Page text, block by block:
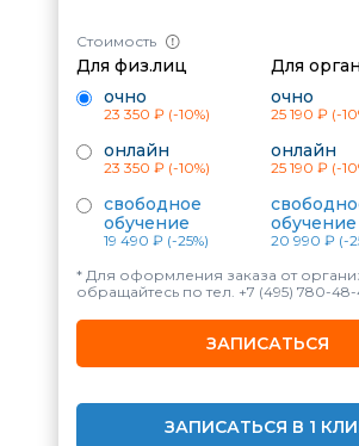
Стоимость
Для физ.лиц
очно
23 350 ₽ (-10%)
онлайн
23 350 ₽ (-10%)
свободное
обучение
19 490 ₽ (-25%)
Для
очно
25 190 ₽ (-
онлайн
25 190 ₽ (-
обучение
20 990 ₽ (-
* Для оформления заказа от
обращайтесь по тел. +7 (495) 780-
ЗАПИСАТЬСЯ
ЗАПИСАТЬСЯ В 1